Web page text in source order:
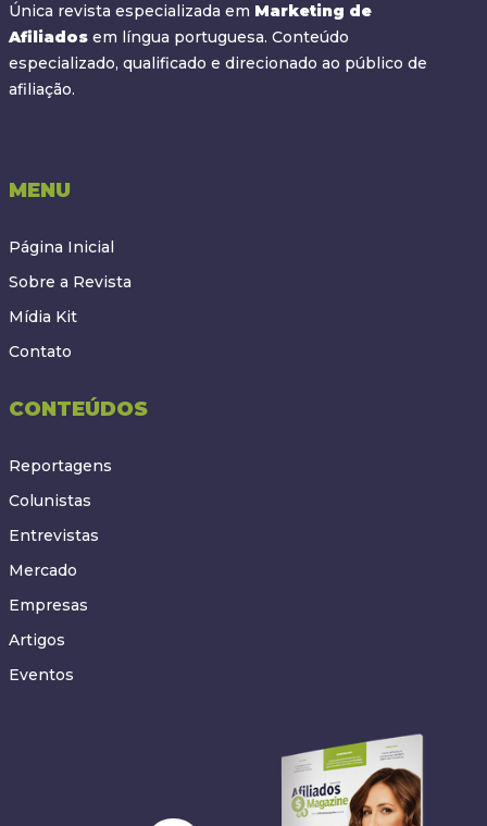
Única revista especializada em Marketing de
Afiliados em língua portuguesa. Conteúdo
especializado, qualificado e direcionado ao público de
afiliação.
MENU
Página Inicial
Sobre a Revista
Mídia Kit
Contato
CONTEÚDOS
Reportagens
Colunistas
Entrevistas
Mercado
Empresas
Artigos
Eventos